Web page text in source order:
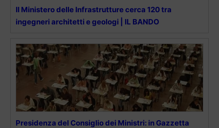
Il Ministero delle Infrastrutture cerca 120 tra
ingegneri architetti e geologi | IL BANDO
Presidenza del Consiglio dei Ministri: in Gazzetta